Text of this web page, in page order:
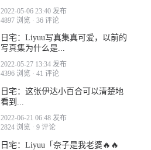
2022-05-06 23:40 发布
4897 浏览 · 36 评论
日宅：Liyuu写真集真可爱，以前的
写真集为什么是...
2022-05-27 13:34 发布
4396 浏览 · 41 评论
日宅：这张伊达小百合可以清楚地
看到...
2022-06-21 06:48 发布
2824 浏览 · 9 评论
日宅：Liyuu「奈子是我老婆🔥🔥